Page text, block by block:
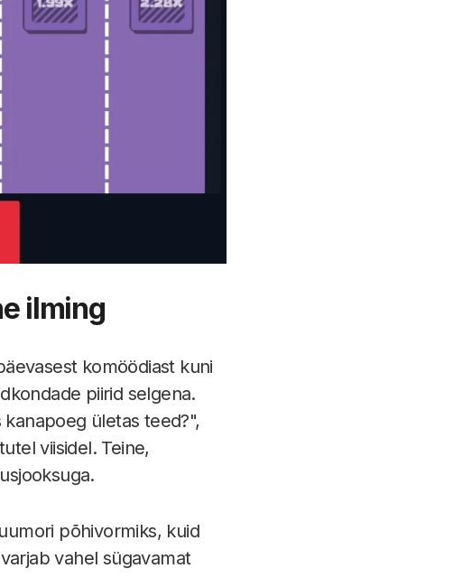
ilming
komöödiast kuni
piirid selgena.
ületas teed?",
viisidel. Teine,
põhivormiks, kuid
vahel sügavamat